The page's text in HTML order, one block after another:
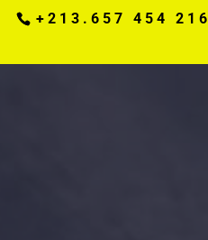
+213.657 454 216